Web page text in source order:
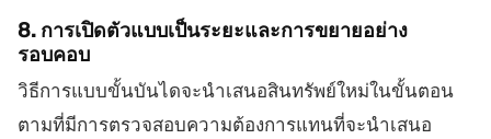
8. การเปิดตัวแบบเป็นระยะและการขยายอย่าง
รอบคอบ
วิธีการแบบขั้นบันไดจะนำเสนอสินทรัพย์ใหม่ในขั้นตอน
ตามที่มีการตรวจสอบความต้องการแทนที่จะนำเสนอ